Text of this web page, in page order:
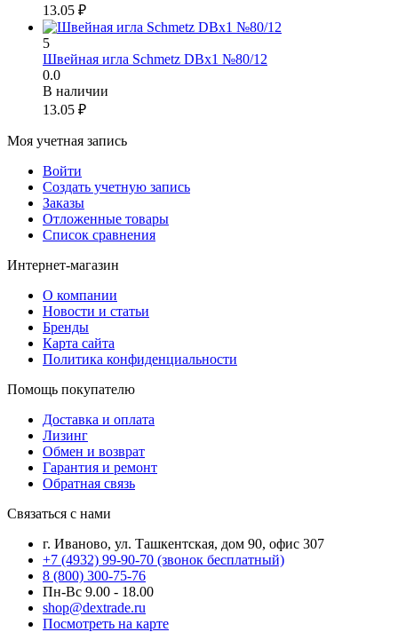
13.05 ₽
5
Швейная игла Schmetz DBx1 №80/12
0.0
В наличии
13.05 ₽
Моя учетная запись
Войти
Создать учетную запись
Заказы
Отложенные товары
Список сравнения
Интернет-магазин
О компании
Новости и статьи
Бренды
Карта сайта
Политика конфиденциальности
Помощь покупателю
Доставка и оплата
Лизинг
Обмен и возврат
Гарантия и ремонт
Обратная связь
Связаться с нами
г. Иваново, ул. Ташкентская, дом 90, офис 307
+7 (4932) 99-90-70 (звонок бесплатный)
8 (800) 300-75-76
Пн-Вс 9.00 - 18.00
shop@dextrade.ru
Посмотреть на карте